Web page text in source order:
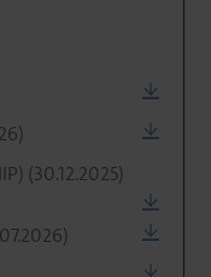
(30.12.2025)